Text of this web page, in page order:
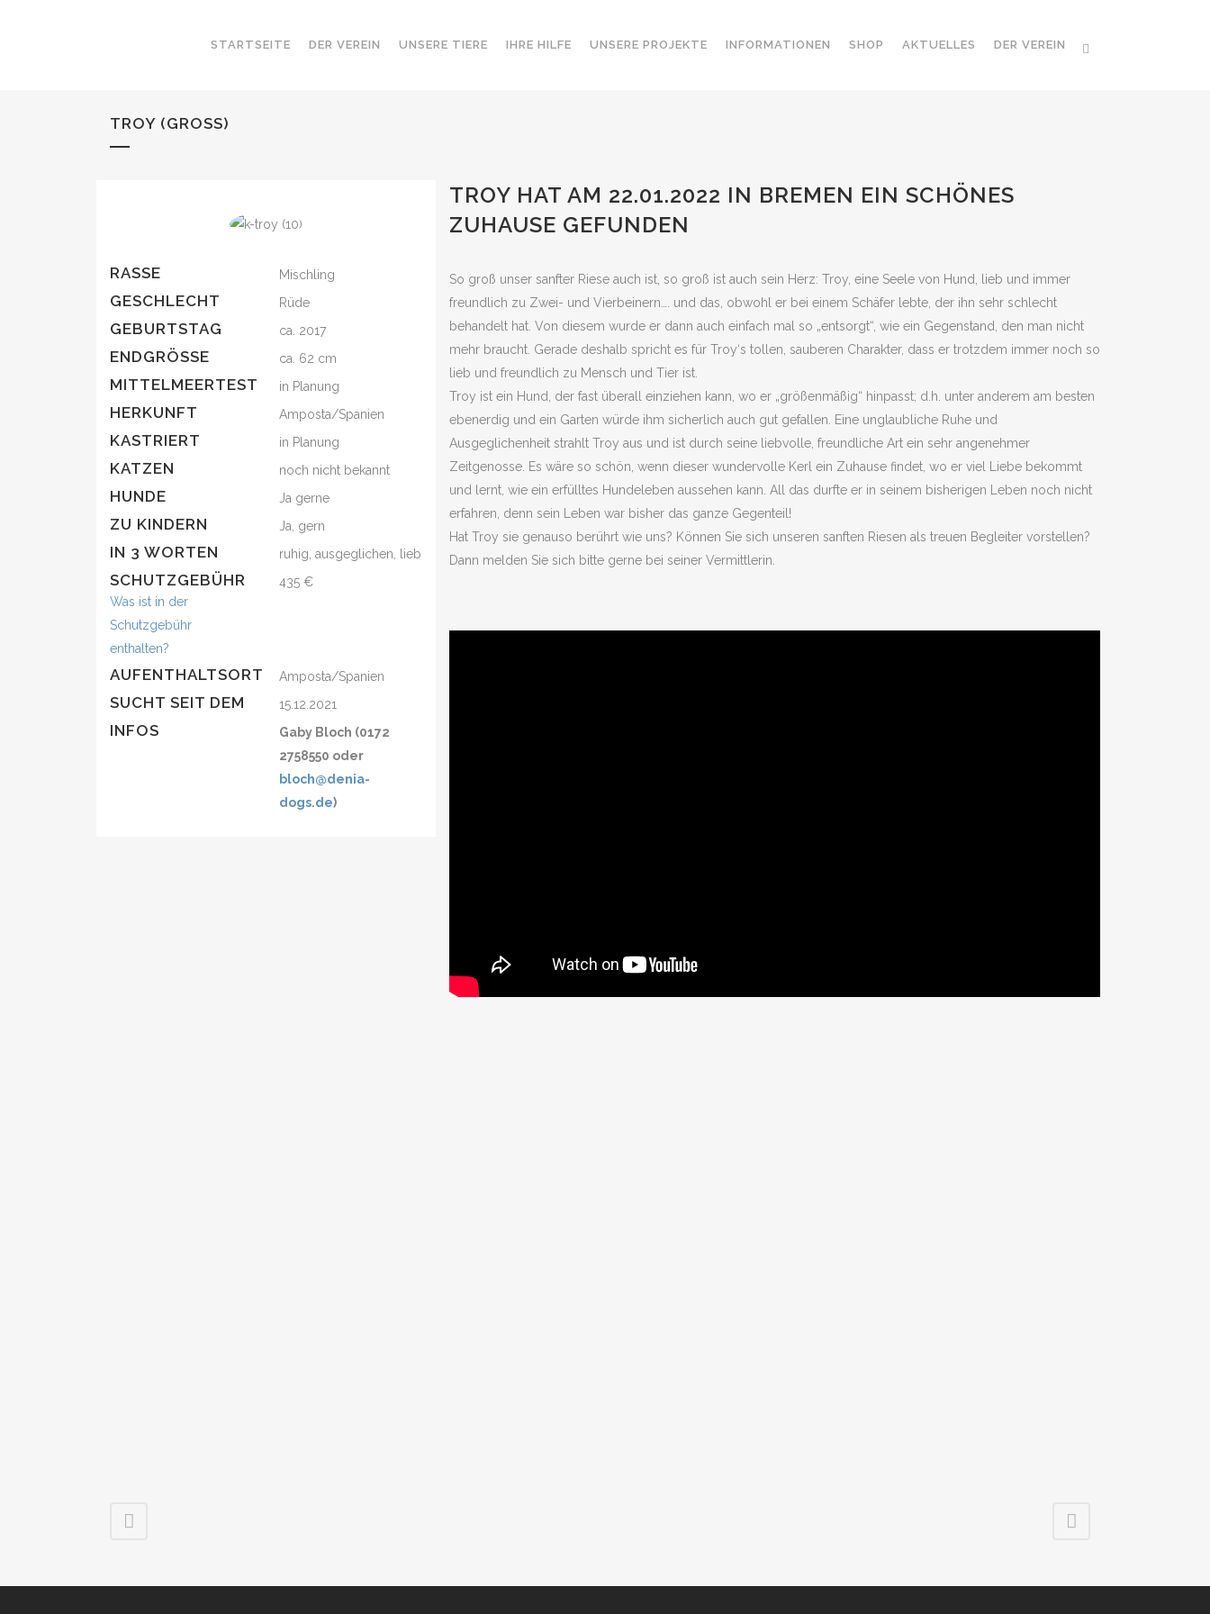
STARTSEITE DER VEREIN UNSERE TIERE IHRE HILFE UNSERE PROJEKTE INFORMATIONEN SHOP AKTUELLES DER VEREIN
TROY (GROSS)
RASSE Mischling
GESCHLECHT Rüde
GEBURTSTAG ca. 2017
ENDGRÖSSE ca. 62 cm
MITTELMEERTEST in Planung
HERKUNFT Amposta/Spanien
KASTRIERT in Planung
KATZEN noch nicht bekannt
HUNDE Ja gerne
ZU KINDERN Ja, gern
IN 3 WORTEN ruhig, ausgeglichen, lieb
SCHUTZGEBÜHR
Was ist in der
Schutzgebühr
enthalten?
435 €
AUFENTHALTSORT Amposta/Spanien
SUCHT SEIT DEM 15.12.2021
INFOS
Gaby Bloch (0172
2758550 oder
bloch@denia-
dogs.de)
TROY HAT AM 22.01.2022 IN BREMEN EIN SCHÖNES
ZUHAUSE GEFUNDEN
So groß unser sanfter Riese auch ist, so groß ist auch sein Herz: Troy, eine Seele von Hund, lieb und immer
freundlich zu Zwei- und Vierbeinern…. und das, obwohl er bei einem Schäfer lebte, der ihn sehr schlecht
behandelt hat. Von diesem wurde er dann auch einfach mal so „entsorgt“, wie ein Gegenstand, den man nicht
mehr braucht. Gerade deshalb spricht es für Troy‘s tollen, sauberen Charakter, dass er trotzdem immer noch so
lieb und freundlich zu Mensch und Tier ist.
Troy ist ein Hund, der fast überall einziehen kann, wo er „größenmäßig“ hinpasst; d.h. unter anderem am besten
ebenerdig und ein Garten würde ihm sicherlich auch gut gefallen. Eine unglaubliche Ruhe und
Ausgeglichenheit strahlt Troy aus und ist durch seine liebvolle, freundliche Art ein sehr angenehmer
Zeitgenosse. Es wäre so schön, wenn dieser wundervolle Kerl ein Zuhause findet, wo er viel Liebe bekommt
und lernt, wie ein erfülltes Hundeleben aussehen kann. All das durfte er in seinem bisherigen Leben noch nicht
erfahren, denn sein Leben war bisher das ganze Gegenteil!
Hat Troy sie genauso berührt wie uns? Können Sie sich unseren sanften Riesen als treuen Begleiter vorstellen?
Dann melden Sie sich bitte gerne bei seiner Vermittlerin.